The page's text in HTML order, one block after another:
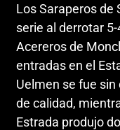
Los Saraperos de
serie al derrotar
Acereros de
entradas en el
Uelmen se fue
de calidad,
Estrada produjo